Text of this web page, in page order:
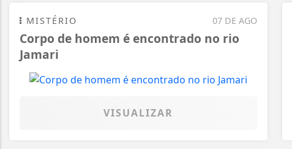
07 DE AGO
MISTÉRIO
Corpo de homem é encontrado no rio
Jamari
VISUALIZAR